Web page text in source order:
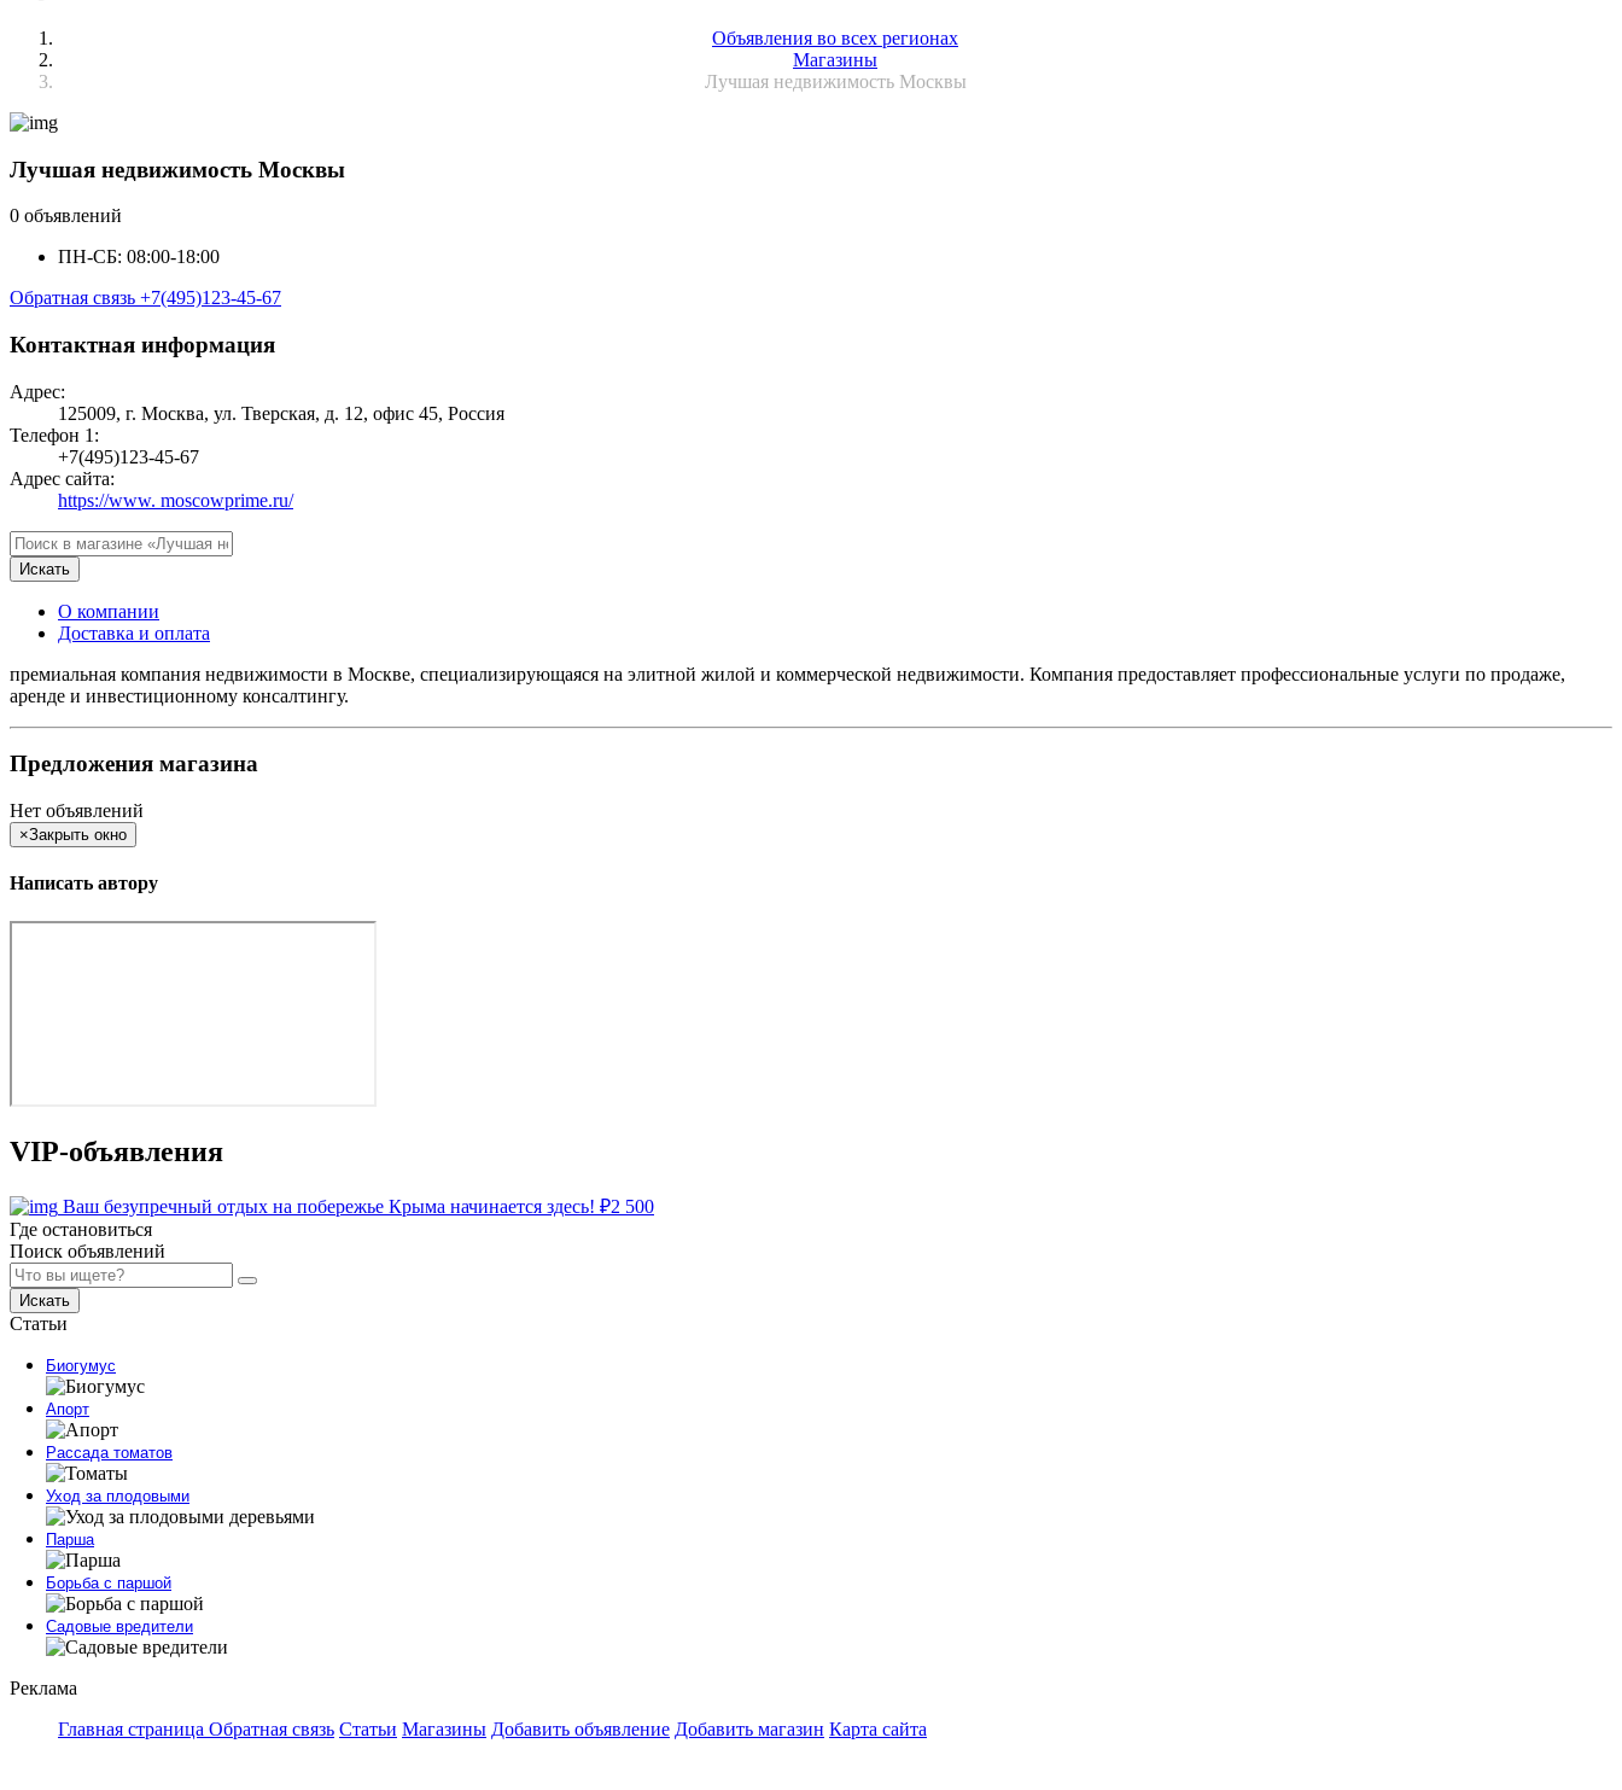
Объявления во всех регионах
Магазины
Лучшая недвижимость Москвы
Лучшая недвижимость Москвы
0 объявлений
ПН-СБ: 08:00-18:00
Обратная связь +7(495)123-45-67
Контактная информация
Адрес:
125009, г. Москва, ул. Тверская, д. 12, офис 45, Россия
Телефон 1:
+7(495)123-45-67
Адрес сайта:
https://www. moscowprime.ru/
Искать
О компании
Доставка и оплата
премиальная компания недвижимости в Москве, специализирующаяся на элитной жилой и коммерческой недвижимости. Компания предоставляет профессиональные услуги по продаже,
аренде и инвестиционному консалтингу.
Предложения магазина
Нет объявлений
×Закрыть окно
Написать автору
VIP-объявления
Ваш безупречный отдых на побережье Крыма начинается здесь! ₽2 500
Где остановиться
Поиск объявлений
Искать
Статьи
Биогумус
Апорт
Рассада томатов
Уход за плодовыми
Парша
Борьба с паршой
Садовые вредители
Реклама
Главная страница Обратная связь Статьи Магазины Добавить объявление Добавить магазин Карта сайта